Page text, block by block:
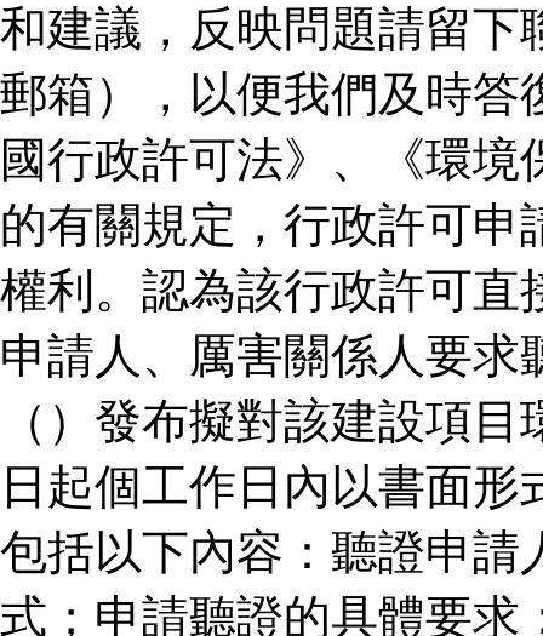
和建議，反映問題請留下
郵箱），以便我們及時答
國行政許可法》、《環
的有關規定，行政許可
權利。認為該行政許可直
申請人、厲害關係人要
（）發布擬對該建設項
日起個工作日內以書面
包括以下內容：聽證申請
式；申請聽證的具體要求